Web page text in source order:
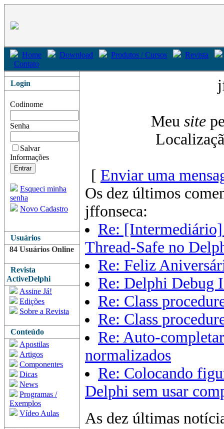
Home Download Produtos / Cursos
Revista
Contato
Login
Codinome
Senha
Salvar
Informações
Esqueci minha
senha
Novo Cadastro
Usuários
84 Usuários Online
Revista
ActiveDelphi
Assine Já!
Edições
Sobre a Revista
Conteúdo
Apostilas
Artigos
Componentes
Dicas
News
Programas /
Exemplos
Vídeo Aulas
Meu site
[ Enviar uma
Os dez últimos
jffonseca:
Re:
Thread-Safe no
Re: Feliz
Re: Delphi Debug
Re: Class
Re: Class
Re: Auto-
normalizados
Re: Colocando
Delphi sem usar
As dez últimas